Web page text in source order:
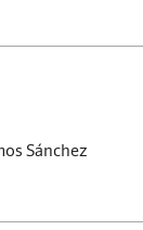
Sánchez